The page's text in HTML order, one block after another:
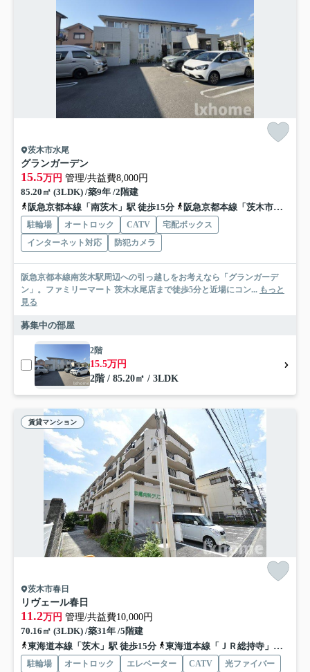
茨木市水尾
グランガーデン
15.5万円 管理/共益費8,000円
85.20㎡ (3LDK) /築9年 /2階建
阪急京都本線「南茨木」駅 徒歩15分
阪急京都本線「茨木市」駅 徒歩17分
駐輪場 オートロック CATV
宅配ボックス
インターネット対応
防犯カメラ
阪急京都本線南茨木駅周辺への引っ越しをお考えなら「グランガーデ
ン」。ファミリーマート 茨木水尾店まで徒歩5分と近場にコン... もっと
見る
募集中の部屋
2階
15.5万円
2階 / 85.20㎡ / 3LDK
賃貸マンション
茨木市春日
リヴェール春日
11.2万円 管理/共益費10,000円
70.16㎡ (3LDK) /築31年 /5階建
東海道本線「茨木」駅 徒歩15分
東海道本線「ＪＲ総持寺」駅 徒歩17分
駐輪場 オートロック エレベーター CATV
光ファイバー